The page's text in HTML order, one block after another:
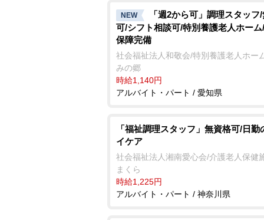
NEW
「週2から可」調理スタッフ
可/シフト相談可/特別養護老人ホー
保障完備
社会福祉法人和敬会/特別養護老人ホー
みの郷
時給1,140円
アルバイト・パート / 愛知県
「福祉調理スタッフ」無資格可/日勤
イケア
社会福祉法人湘南愛心会/介護老人保健
まくら
時給1,225円
アルバイト・パート / 神奈川県